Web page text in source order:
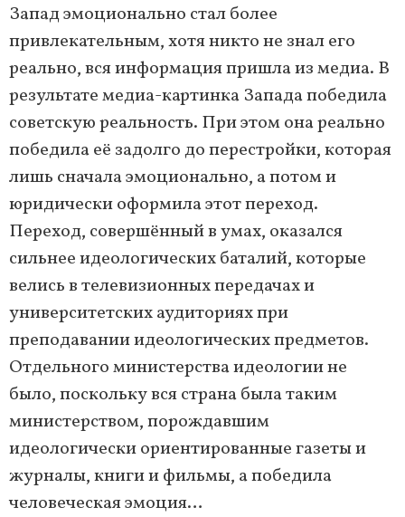
Запад эмоционально стал более
привлекательным, хотя никто не знал его
реально, вся информация пришла из медиа. В
результате медиа-картинка Запада победила
советскую реальность. При этом она реально
победила её задолго до перестройки, которая
лишь сначала эмоционально, а потом и
юридически оформила этот переход.
Переход, совершённый в умах, оказался
сильнее идеологических баталий, которые
велись в телевизионных передачах и
университетских аудиториях при
преподавании идеологических предметов.
Отдельного министерства идеологии не
было, поскольку вся страна была таким
министерством, порождавшим
идеологически ориентированные газеты и
журналы, книги и фильмы, а победила
человеческая эмоция…